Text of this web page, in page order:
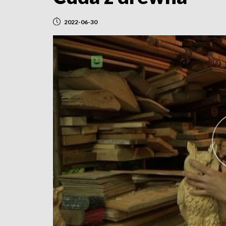
2022-06-30